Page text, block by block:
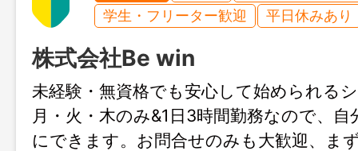
学生・フリーター歓迎
平日休みあり
株式会社Be win
未経験・無資格でも安心して始められる
月・火・木のみ&1日3時間勤務なので、自
にできます。お問合せのみも大歓迎、ま